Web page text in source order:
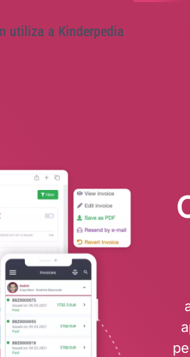
Quem utiliza a Kinderpedia